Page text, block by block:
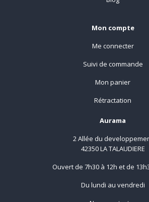
Mon compte
Me connecter
Suivi de commande
Mon panier
Rétractation
Aurama
2 Allée du
42350 LA TALAUDIERE
Ouvert de 7h30 à 12h et de
Du lundi au vendredi